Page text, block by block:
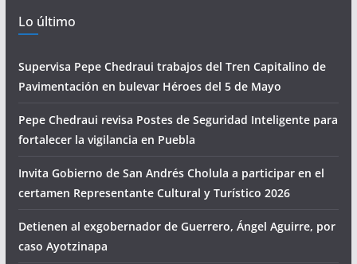
Lo último
Supervisa Pepe Chedraui trabajos del Tren Capitalino de
Pavimentación en bulevar Héroes del 5 de Mayo
Pepe Chedraui revisa Postes de Seguridad Inteligente para
fortalecer la vigilancia en Puebla
Invita Gobierno de San Andrés Cholula a participar en el
certamen Representante Cultural y Turístico 2026
Detienen al exgobernador de Guerrero, Ángel Aguirre, por
caso Ayotzinapa